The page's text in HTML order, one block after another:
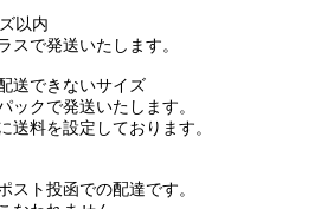
以内
スで発送いたします。
送できないサイズ
ックで発送いたします。
送料を設定しております。
スト投函での配達です。